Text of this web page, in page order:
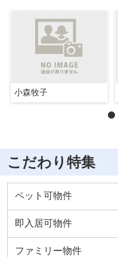
小森牧子
こだわり特集
ペット可物件
即入居可物件
ファミリー物件